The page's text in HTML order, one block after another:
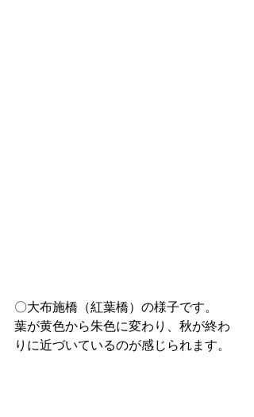
〇大布施橋（紅葉橋）の様子です。
葉が黄色から朱色に変わり、秋が終わ
りに近づいているのが感じられます。